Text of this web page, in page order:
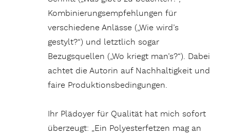
Kombinierungsempfehlungen für
verschiedene Anlässe („Wie wird’s
gestylt?“) und letztlich sogar
Bezugsquellen („Wo kriegt man’s?“). Dabei
achtet die Autorin auf Nachhaltigkeit und
faire Produktionsbedingungen.
Ihr Plädoyer für Qualität hat mich sofort
überzeugt: „Ein Polyesterfetzen mag an